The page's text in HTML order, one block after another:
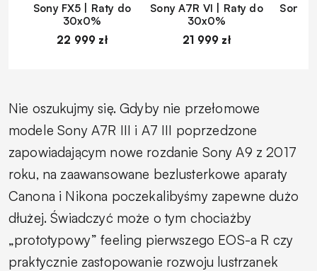
Sony FX5 | Raty do
30x0%
22 999 zł
Sony A7R VI | Raty do
30x0%
21 999 zł
Sony
Nie oszukujmy się. Gdyby nie przełomowe
modele Sony A7R III i A7 III poprzedzone
zapowiadającym nowe rozdanie Sony A9 z 2017
roku, na zaawansowane bezlusterkowe aparaty
Canona i Nikona poczekalibyśmy zapewne dużo
dłużej. Świadczyć może o tym chociażby
„prototypowy” feeling pierwszego EOS-a R czy
praktycznie zastopowanie rozwoju lustrzanek